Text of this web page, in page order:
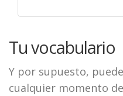
Tu vocabulario
Y por supuesto,
cualquier momento